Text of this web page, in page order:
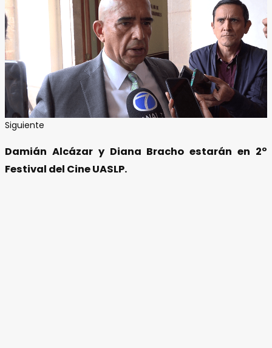
Siguiente
Damián Alcázar y Diana Bracho estarán en 2º
Festival del Cine UASLP.